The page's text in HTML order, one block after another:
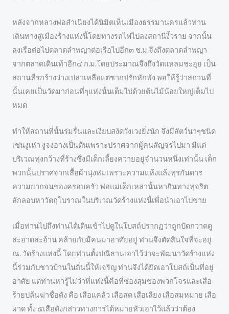
หลังจากหลวงพ่อสำเนียงได้นิมิตเห็นเมืองธรรมานครแล้วท่าน
เดินทางสู่เมืองร้างแห่งนี้โดยทางรถไฟไปลงสถานีงิ้วราย จากนั้น
ลงเรือต่อไปตลาดลำพญาต่อเรือไปอีก๓ ช.ม.จึงถึงตลาดลำพญา
จากตลาดเดินเท้าอีก๔ ก.ม.โดยประมาณจึงถึงวัดแหลมชะอุย เป็น
สถานที่รกร้างว่างเปล่าเหลือแต่ซากปรักหักพัง พอให้รู้ว่าสถานที่
นั้นเคยเป็นวัดมาก่อนที่ๆแห่งนั้นเต็มไปด้วยต้นไม้น้อยใหญ่เต็มไป
หมด
ทำให้สถานที่นั้นร่มรื่นและเงียบสงัดวังเวงยิ่งนัก จึงมีสัตว์นาๆชนิด
เช่นงูเห่า งูจงอางเป็นต้นเพราะปราศจากผู้คนสัญจรไปมา มีแต่
บริเวณทุ่งกว้างที่ร้างซึ่งมีเด็กเลี้ยงควายอยู่จำนวนหนึ่งเท่านั้น เด็ก
พวกนั้นปราศจากเสื้อผ้านุ่งห่มเพราะความแห้งแล้งทุรกันดาร
ความยากจนของครอบครัว พ่อแม่เด็กเหล่านั้นหากินทางทุจริต
ลักลอบหาวัตถุโบราณในบริเวณวัดร้างแห่งนี้เพื่อนำเอาไปขาย
เมื่อท่านไปถึงท่านได้เดินเข้าไปดูในโบสถ์ปรากฏว่าถูกปัดกวาดดู
สะอาดสะอ้าน คล้ายกับมีคนมาอาศัยอยู่ ท่านจึงตัดสินใจที่จะอยู่
ณ. วัดร้างแห่งนี้ โดยท่านตั้งปณิธานเอาไว้ว่าจะพัฒนาวัดร้างแห่ง
นี้ร่วมกับชาวบ้านในถิ่นนี้ให้เจริญ ท่านจึงได้ยึดเอาโบสถ์เป็นที่อยู่
อาศัย แต่ท่านหารู้ไม่ว่าที่แห่งนี้คือที่ซ่องสุมของพวกโจรและเสือ
ร้ายปล้นฆ่าชื่อดัง คือ เสือแคล้ว เสือสด เสือเลียง เสือสมหมาย เสือ
ผาด ทั้ง ๕เสือดังกล่าวทางการได้หมายหัวเอาไว้แล้วว่าต้อง